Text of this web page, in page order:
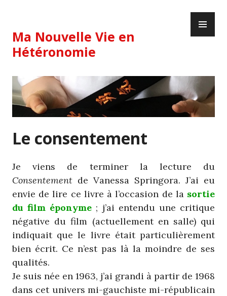
content
Ma Nouvelle Vie en
Hétéronomie
Le consentement
Je viens de terminer la lecture du
Consentement de Vanessa Springora. J’ai eu
envie de lire ce livre à l’occasion de la sortie
du film éponyme ; j’ai entendu une critique
négative du film (actuellement en salle) qui
indiquait que le livre était particulièrement
bien écrit. Ce n’est pas là la moindre de ses
qualités.
Je suis née en 1963, j’ai grandi à partir de 1968
dans cet univers mi-gauchiste mi-républicain